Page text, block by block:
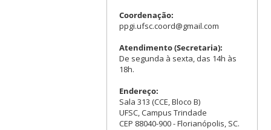
Coordenação:
ppgi.ufsc.coord@gmail.com
Atendimento (Secretaria):
De segunda à sexta, das 14h às
18h.
Endereço:
Sala 313 (CCE, Bloco B)
UFSC, Campus Trindade
CEP 88040-900 - Florianópolis, SC.